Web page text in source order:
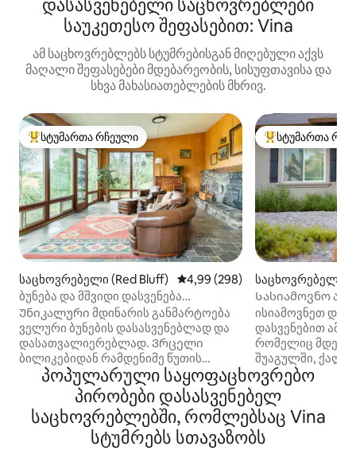
დასასვენებელი საცხოვრებლები
საუკეთესო შეფასებით: Vina
ამ საცხოვრებლებს სტუმრებისგან მიღებული აქვს
მაღალი შეფასებები მდებარეობის, სისუფთავისა და
სხვა მახასიათებლების მხრივ.
სტუმართა რჩეული მოწინავე ვარიანტი
სტუმართა რჩეული
საცხოვრებელი (Red Bluff) საშუალო შეფასებაა 5‑დან
4,99 (298)
ბუნება და მშვიდი დასვენება
Red Bluff River Haven‑ში
Უნიკალური მდინარის განმარტოება
ველური ბუნების დასასვენებლად და
დასათვალიერებლად. Ვრცელი
ბილიკებიდან რამდენიმე წუთის
სავალზე ვართ და ლასენის პარკიდან
დაახლოებით ერთი საათის სავალზე
ანტიკვარული კომპონენტები და არ
არის შესაფერისი შინაური
ცხოველებისთვის, ჯგუფებისთვის ან
სტუმართა
სტუმართა
საცხოვრებელი
Სასიამოვნო
საოჯახო სამთო
ისიამოვნეთ
დასვენებით ამ
რომელიც
შუაგულში,
აღდგენის
მეშვეობითაც
მჭიდროდ
დაკავშირებული
საოცარი
პოპულარული საყოფაცხოვრებო
პირობები დასასვენებელ
საცხოვრებლებში, რომლებსაც Vina
სტუმრებს სთავაზობს